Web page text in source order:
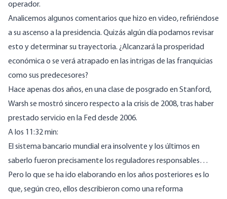
operador.
Analicemos algunos comentarios que hizo en video, refiriéndose
a su ascenso a la presidencia. Quizás algún día podamos revisar
esto y determinar su trayectoria. ¿Alcanzará la prosperidad
económica o se verá atrapado en las intrigas de las franquicias
como sus predecesores?
Hace apenas dos años, en una clase de posgrado en Stanford,
Warsh se mostró sincero respecto a la crisis de 2008, tras haber
prestado servicio en la Fed desde 2006.
A los 11:32 min:
El sistema bancario mundial era insolvente y los últimos en
saberlo fueron precisamente los reguladores responsables…
Pero lo que se ha ido elaborando en los años posteriores es lo
que, según creo, ellos describieron como una reforma